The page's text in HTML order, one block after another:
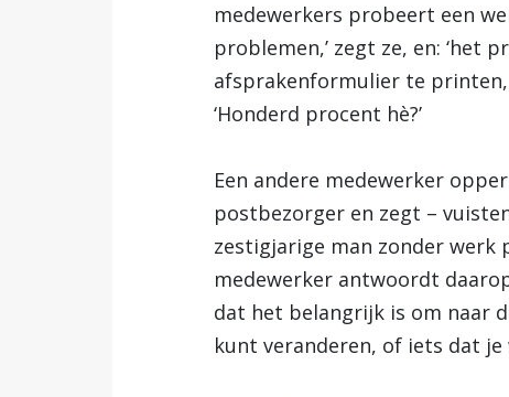
medewerkers probeert een
problemen,’ zegt ze, en: ‘het
afsprakenformulier te
‘Honderd procent hè?’
Een andere medewerker
postbezorger en zegt –
zestigjarige man zonder werk
medewerker antwoordt
dat het belangrijk is om naar
kunt veranderen, of iets dat je